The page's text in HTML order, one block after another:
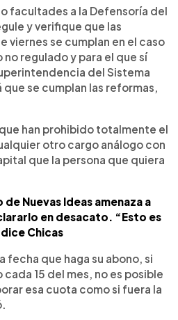
facultades a la Defensoría del
y verifique que las
viernes se cumplan en el caso
regulado y para el que sí
del Sistema
se cumplan las reformas,
han prohibido totalmente el
otro cargo análogo con
que la persona que quiera
de Nuevas Ideas amenaza a
en desacato. “Esto es
Chicas
que haga su abono, si
15 del mes, no es posible
esa cuota como si fuera la